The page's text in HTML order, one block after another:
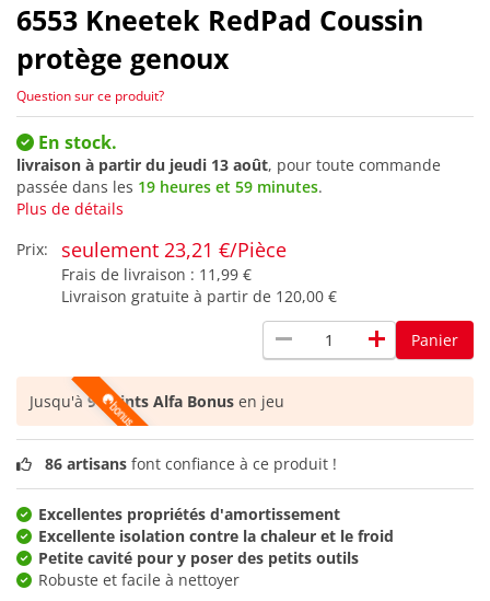
6553 Kneetek RedPad Coussin
protège genoux
Question sur ce produit?
En stock.
livraison à partir du jeudi 13 août, pour toute commande
passée dans les 19 heures et 59 minutes.
Plus de détails
Prix:
seulement 23,21 €/Pièce
Frais de livraison : 11,99 €
Livraison gratuite à partir de 120,00 €
remove add Panier
Jusqu'à9 points Alfa Bonus en jeu
86 artisans font confiance à ce produit !
Excellentes propriétés d'amortissement
Excellente isolation contre la chaleur et le froid
Petite cavité pour y poser des petits outils
Robuste et facile à nettoyer